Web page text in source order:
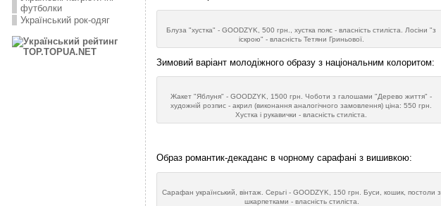
футболки
Український рок-одяг
Блуза "хустка" - GOODZYK, 500 грн., хустка пояс - власність стиліста. Лосіни "з
іскрою" - власність Тетяни Гриньової.
Зимовий варіант молодіжного образу з національним колоритом:
Жакет "Яблуня" - GOODZYK, 1500 грн. Чоботи з галошами "Дерево життя" -
художній розпис - акрил (виконання аналогічного замовлення) ціна: 550 грн.
Хустка і рукавички - власність стиліста.
Образ романтик-декаданс в чорному сарафані з вишивкою:
Cарафан український, вінтаж. Серьгі - GOODZYK, 150 грн. Буси, кошик, постоли з
шкарпетками - власність стиліста.